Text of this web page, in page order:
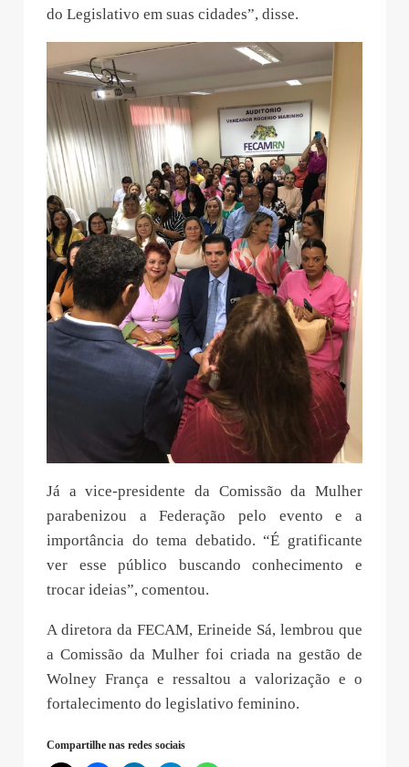
do Legislativo em suas cidades”, disse.
Já a vice-presidente da Comissão da Mulher
parabenizou a Federação pelo evento e a
importância do tema debatido. “É gratificante
ver esse público buscando conhecimento e
trocar ideias”, comentou.
A diretora da FECAM, Erineide Sá, lembrou que
a Comissão da Mulher foi criada na gestão de
Wolney França e ressaltou a valorização e o
fortalecimento do legislativo feminino.
Compartilhe nas redes sociais